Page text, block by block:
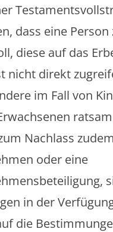
dass eine
diese auf das
nicht direkt
im Fall von
Nachlass
oder eine
in der
die